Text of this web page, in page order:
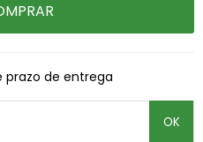
de entrega
OK